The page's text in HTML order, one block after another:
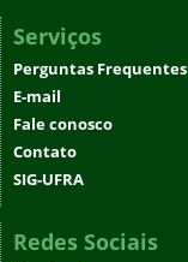
Serviços
Perguntas Frequentes
E-mail
Fale conosco
Contato
SIG-UFRA
Redes Sociais